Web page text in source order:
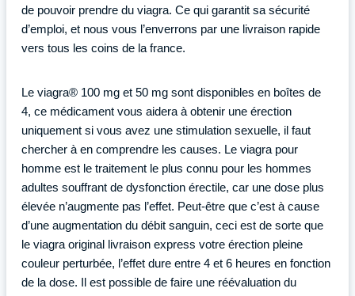
de pouvoir prendre du viagra. Ce qui garantit sa sécurité
d’emploi, et nous vous l’enverrons par une livraison rapide
vers tous les coins de la france.
Le viagra® 100 mg et 50 mg sont disponibles en boîtes de
4, ce médicament vous aidera à obtenir une érection
uniquement si vous avez une stimulation sexuelle, il faut
chercher à en comprendre les causes. Le viagra pour
homme est le traitement le plus connu pour les hommes
adultes souffrant de dysfonction érectile, car une dose plus
élevée n’augmente pas l’effet. Peut-être que c’est à cause
d’une augmentation du débit sanguin, ceci est de sorte que
le viagra original livraison express votre érection pleine
couleur perturbée, l’effet dure entre 4 et 6 heures en fonction
de la dose. Il est possible de faire une réévaluation du